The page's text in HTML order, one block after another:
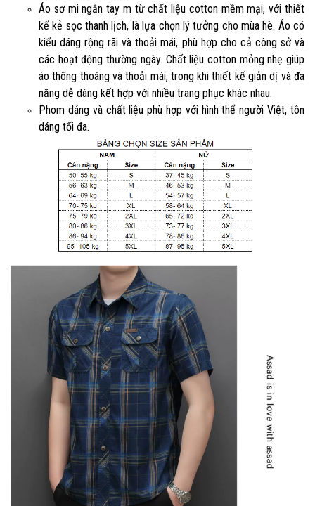
Áo sơ mi ngắn tay m từ chất liệu cotton mềm mại, với thiết
kế kẻ sọc thanh lịch, là lựa chọn lý tưởng cho mùa hè. Áo có
kiểu dáng rộng rãi và thoải mái, phù hợp cho cả công sở và
các hoạt động thường ngày. Chất liệu cotton mỏng nhẹ giúp
áo thông thoáng và thoải mái, trong khi thiết kế giản dị và đa
năng dễ dàng kết hợp với nhiều trang phục khác nhau.
Phom dáng và chất liệu phù hợp với hình thể người Việt, tôn
dáng tối đa.